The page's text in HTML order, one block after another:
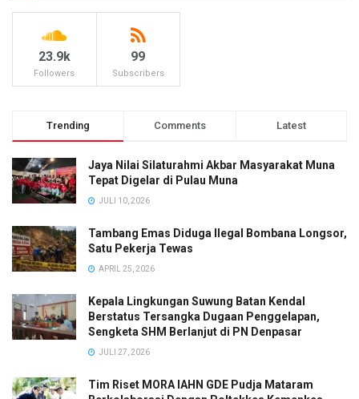
23.9k
Followers
99
Subscribers
Trending Comments Latest
Jaya Nilai Silaturahmi Akbar Masyarakat Muna
Tepat Digelar di Pulau Muna
JULI 10, 2026
Tambang Emas Diduga Ilegal Bombana Longsor,
Satu Pekerja Tewas
APRIL 25, 2026
Kepala Lingkungan Suwung Batan Kendal
Berstatus Tersangka Dugaan Penggelapan,
Sengketa SHM Berlanjut di PN Denpasar
JULI 27, 2026
Tim Riset MORA IAHN GDE Pudja Mataram